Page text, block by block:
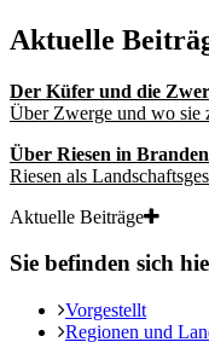
Aktuelle
Der Küfer und die
Über Zwerge und wo sie
Über Riesen in
Riesen als
Aktuelle Beiträge
Sie befinden sich
Vorgestellt
Regionen und